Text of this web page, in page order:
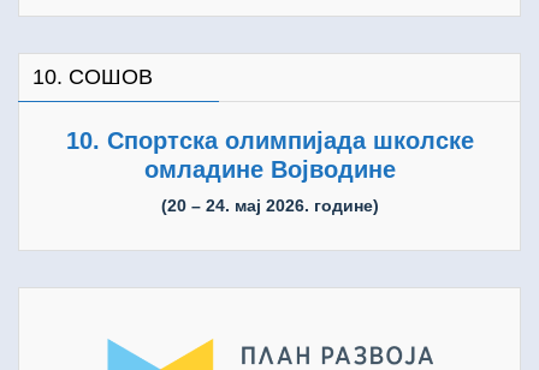
10. СОШОВ
10. Спортска олимпијада школске
омладине Војводине
(20 – 24. мај 2026. године)